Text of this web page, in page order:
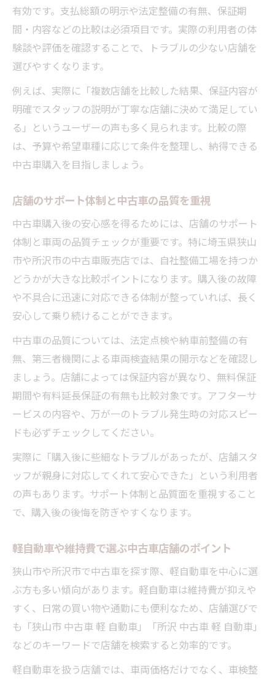
有効です。支払総額の明示や法定整備の有無、保証期
間・内容などの比較は必須項目です。実際の利用者の体
験談や評価を確認することで、トラブルの少ない店舗を
選びやすくなります。
例えば、実際に「複数店舗を比較した結果、保証内容が
明確でスタッフの説明が丁寧な店舗に決めて満足してい
る」というユーザーの声も多く見られます。比較の際
は、予算や希望車種に応じて条件を整理し、納得できる
中古車購入を目指しましょう。
店舗のサポート体制と中古車の品質を重視
中古車購入後の安心感を得るためには、店舗のサポート
体制と車両の品質チェックが重要です。特に埼玉県狭山
市や所沢市の中古車販売店では、自社整備工場を持つか
どうかが大きな比較ポイントになります。購入後の故障
や不具合に迅速に対応できる体制が整っていれば、長く
安心して乗り続けることができます。
中古車の品質については、法定点検や納車前整備の有
無、第三者機関による車両検査結果の開示などを確認し
ましょう。店舗によっては保証内容が異なり、無料保証
期間や有料延長保証の有無も比較対象です。アフターサ
ービスの内容や、万が一のトラブル発生時の対応スピー
ドも必ずチェックしてください。
実際に「購入後に些細なトラブルがあったが、店舗スタ
ッフが親身に対応してくれて安心できた」という利用者
の声もあります。サポート体制と品質面を重視すること
で、購入後の後悔を防ぎやすくなります。
軽自動車や維持費で選ぶ中古車店舗のポイント
狭山市や所沢市で中古車を探す際、軽自動車を中心に選
ぶ方も多い傾向があります。軽自動車は維持費が抑えや
すく、日常の買い物や通勤にも便利なため、店舗選びで
も「狭山市 中古車 軽 自動車」「所沢 中古車 軽 自動車」
などのキーワードで店舗を検索すると効率的です。
軽自動車を扱う店舗では、車両価格だけでなく、車検整